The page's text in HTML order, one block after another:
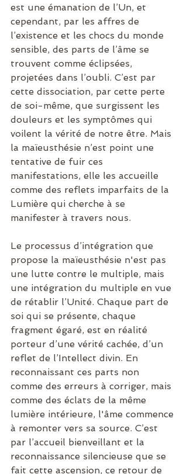
est une émanation de l’Un, et
cependant, par les affres de
l’existence et les chocs du monde
sensible, des parts de l’âme se
trouvent comme éclipsées,
projetées dans l’oubli. C’est par
cette dissociation, par cette perte
de soi-même, que surgissent les
douleurs et les symptômes qui
voilent la vérité de notre être. Mais
la maïeusthésie n’est point une
tentative de fuir ces
manifestations, elle les accueille
comme des reflets imparfaits de la
Lumière qui cherche à se
manifester à travers nous.
Le processus d’intégration que
propose la maïeusthésie n'est pas
une lutte contre le multiple, mais
une intégration du multiple en vue
de rétablir l’Unité. Chaque part de
soi qui se présente, chaque
fragment égaré, est en réalité
porteur d’une vérité cachée, d’un
reflet de l’Intellect divin. En
reconnaissant ces parts non
comme des erreurs à corriger, mais
comme des éclats de la même
lumière intérieure, l'âme commence
à remonter vers sa source. C’est
par l’accueil bienveillant et la
reconnaissance silencieuse que se
fait cette ascension, ce retour de